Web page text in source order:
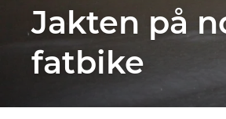
Jakten på
fatbike